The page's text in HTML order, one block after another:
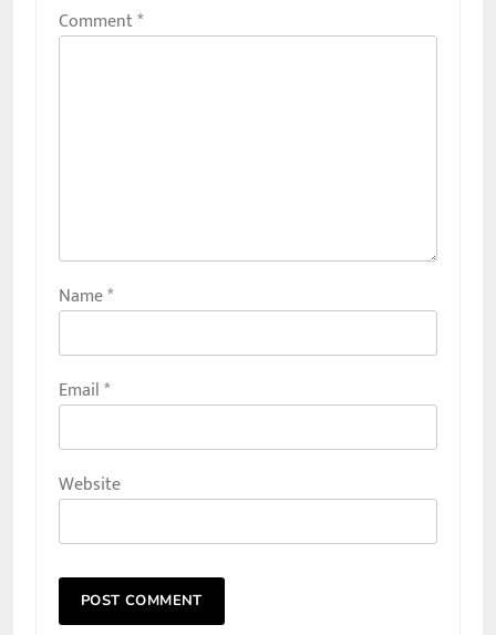
Comment*
Name*
Email*
Website